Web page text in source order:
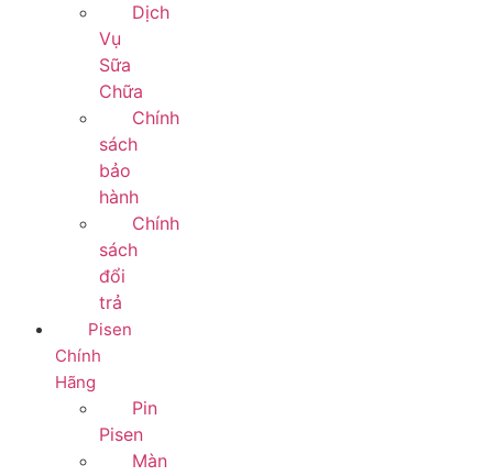
Dịch
Vụ
Sữa
Chữa
Chính
sách
bảo
hành
Chính
sách
đổi
trả
Pisen
Chính
Hãng
Pin
Pisen
Màn